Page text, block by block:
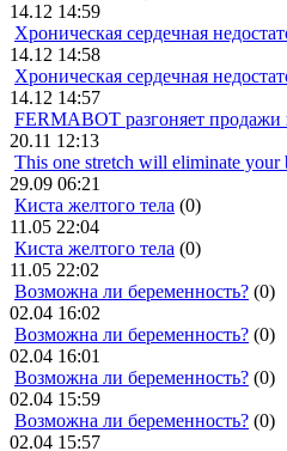
14.12 14:59
Хроническая сердечная
14.12 14:58
Хроническая сердечная
14.12 14:57
FERMABOT разгоняет
20.11 12:13
This one stretch will eliminate your
29.09 06:21
Киста желтого тела (0)
11.05 22:04
Киста желтого тела (0)
11.05 22:02
Возможна ли беременность? (0)
02.04 16:02
Возможна ли беременность? (0)
02.04 16:01
Возможна ли беременность? (0)
02.04 15:59
Возможна ли беременность? (0)
02.04 15:57